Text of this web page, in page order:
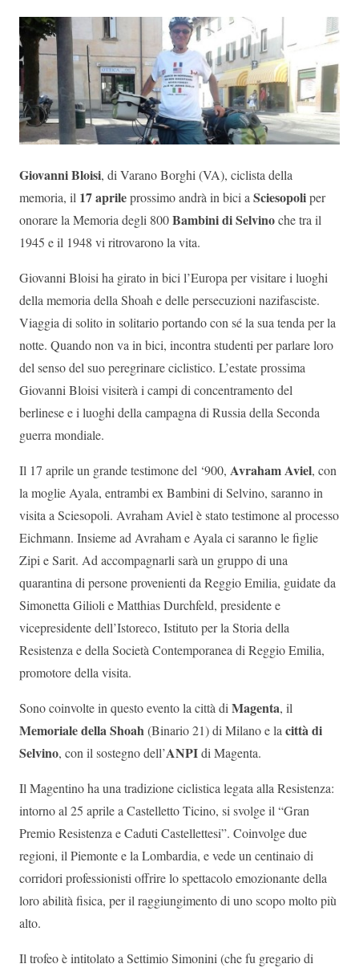
Giovanni Bloisi, di Varano Borghi (VA), ciclista della
memoria, il 17 aprileprossimo andrà in bici aSciesopoliper
onorare la Memoria degli 800Bambini di Selvinoche tra il
1945 e il 1948 vi ritrovarono la vita.
Giovanni Bloisi ha girato in bici l’Europa per visitare i luoghi
della memoria della Shoah e delle persecuzioni nazifasciste.
Viaggia di solito in solitario portando con sé la sua tenda per la
notte. Quando non va in bici, incontra studenti per parlare loro
del senso del suo peregrinare ciclistico. L’estate prossima
Giovanni Bloisi visiterà i campi di concentramento del
berlinese e i luoghi della campagna di Russia della Seconda
guerra mondiale.
Il 17 aprile un grande testimone del ‘900, Avraham Aviel, con
la moglie Ayala, entrambi ex Bambini di Selvino, saranno in
visita a Sciesopoli. Avraham Aviel è stato testimone al processo
Eichmann. Insieme ad Avraham e Ayala ci saranno le figlie
Zipi e Sarit. Ad accompagnarli sarà un gruppo di una
quarantina di persone provenienti da Reggio Emilia, guidate da
Simonetta Gilioli e Matthias Durchfeld, presidente e
vicepresidente dell’Istoreco, Istituto per la Storia della
Resistenza e della Società Contemporanea di Reggio Emilia,
promotore della visita.
Sono coinvolte in questo evento la città diMagenta, il
Memoriale della Shoah(Binario 21) di Milano e lacittà di
Selvino, con il sostegno dell’ANPIdi Magenta.
Il Magentino ha una tradizione ciclistica legata alla Resistenza:
intorno al 25 aprile a Castelletto Ticino, si svolge il “Gran
Premio Resistenza e Caduti Castellettesi”. Coinvolge due
regioni, il Piemonte e la Lombardia, e vede un centinaio di
corridori professionisti offrire lo spettacolo emozionante della
loro abilità fisica, per il raggiungimento di uno scopo molto più
alto.
Il trofeo è intitolato a Settimio Simonini (che fu gregario di